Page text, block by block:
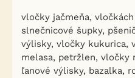
vločky jačmeňa,
slnečnicové šupky,
výlisky, vločky kukurica,
melasa, petržlen, vločky
ľanové výlisky, bazalka,